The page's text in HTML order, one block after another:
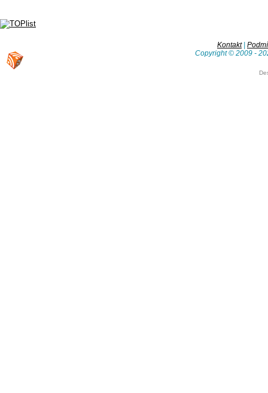
Kontakt|
Copyright © 2009 -